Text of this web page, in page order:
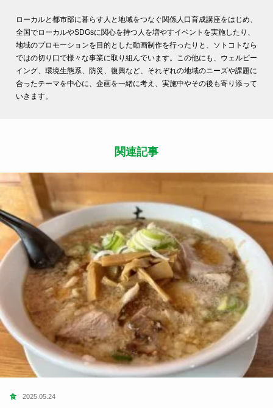
ローカルと都市部に暮らす人と地域をつなぐ関係人口育成講座をはじめ、
全国でローカルやSDGsに関心を持つ人を増やすイベントを実施したり、
地域のプロモーションを目的とした動画制作を行ったりと、ソトコトなら
ではの切り口で様々な事業に取り組んでいます。この他にも、ウェルビー
イング、環境生態系、防災、復興など、それぞれの地域のニーズや課題に
合ったテーマを中心に、企画を一緒に考え、実施中やその後も寄り添って
いきます。
関連記事
食 2025.05.24